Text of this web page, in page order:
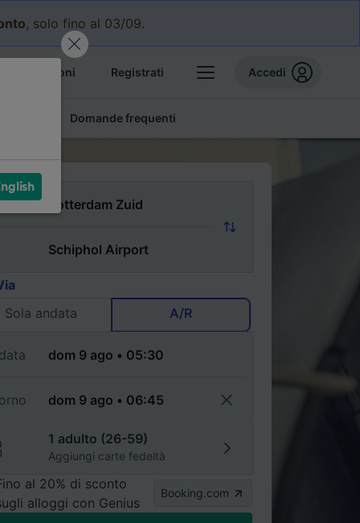
, solo fino al 03/09.
prenotazioni Registrati Accedi
Domande frequenti
Sola andata
A/R
1 adulto (26-59)
Aggiungi carte fedeltà
al 20% di sconto
alloggi con Genius
Booking.com